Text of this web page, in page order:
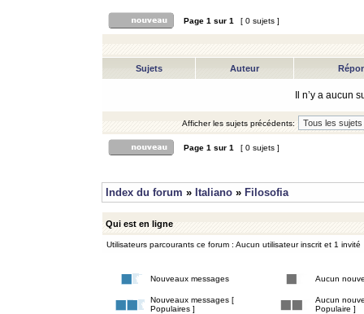
Page 1 sur 1 [ 0 sujets ]
Sujets Auteur
Il n’y a aucun
Afficher les sujets précédents:
Page 1 sur 1 [ 0 sujets ]
Index du forum » Italiano » Filosofia
Qui est en ligne
Utilisateurs parcourants ce forum : Aucun utilisateur inscrit et 1 invité
Nouveaux messages Aucun
Nouveaux messages [
Populaires ]
Aucun
Populaire ]